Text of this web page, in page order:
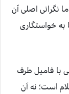
نگرانی اصلی آن
به خواستگاری
با فامیل طرف
است؛ نه آن